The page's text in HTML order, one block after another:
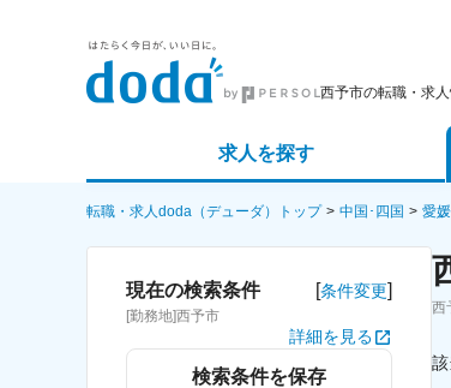
西予市の転職・求
求人を探す
詳細条件から探す
求人特集から探す
転職・求人doda（デューダ）トップ 中国･四国 愛
現在の検索条件 [条件変更]
[勤務地]西予市
詳細を見る
検索条件を保存
西